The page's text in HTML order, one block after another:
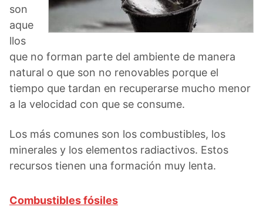
son
aque
llos
que no forman parte del ambiente de manera
natural o que son no renovables porque el
tiempo que tardan en recuperarse mucho menor
a la velocidad con que se consume.
Los más comunes son los combustibles, los
minerales y los elementos radiactivos. Estos
recursos tienen una formación muy lenta.
Combustibles fósiles